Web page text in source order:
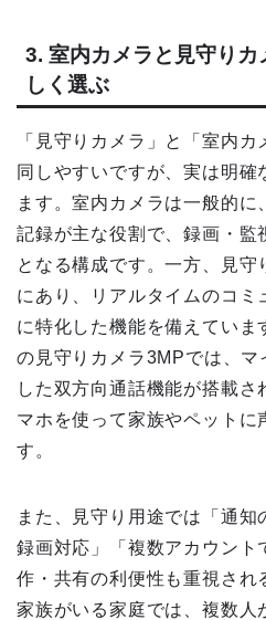
3. 室内カメラと見守り
しく選ぶ
「見守りカメラ」と「室内
同しやすいですが、実は明確
ます。室内カメラは一般的に
記録が主な役割で、録画・監
となる構成です。一方、見守
にあり、リアルタイムのコミ
に特化した機能を備えてい
の見守りカメラ3MPでは、
した双方向通話機能が搭載さ
マホを使って家族やペットに
す。
また、見守り用途では「通知
録画対応」「複数アカウント
作・共有の利便性も重視され
家族がいる家庭では、複数人